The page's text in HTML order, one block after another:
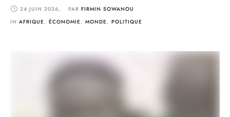
renforcement continu des relations entre le Bénin et l’Union
européenne. Au cours …
24 JUIN 2026, PAR FIRMIN SOWANOU
IN AFRIQUE , ÉCONOMIE , MONDE , POLITIQUE